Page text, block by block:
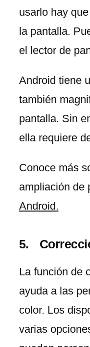
usarlo hay
la pantalla.
el lector de
Android tiene
también
pantalla. Sin
ella requiere
Conoce más
ampliación de
Android.
La función de
ayuda a las
color. Los
varias